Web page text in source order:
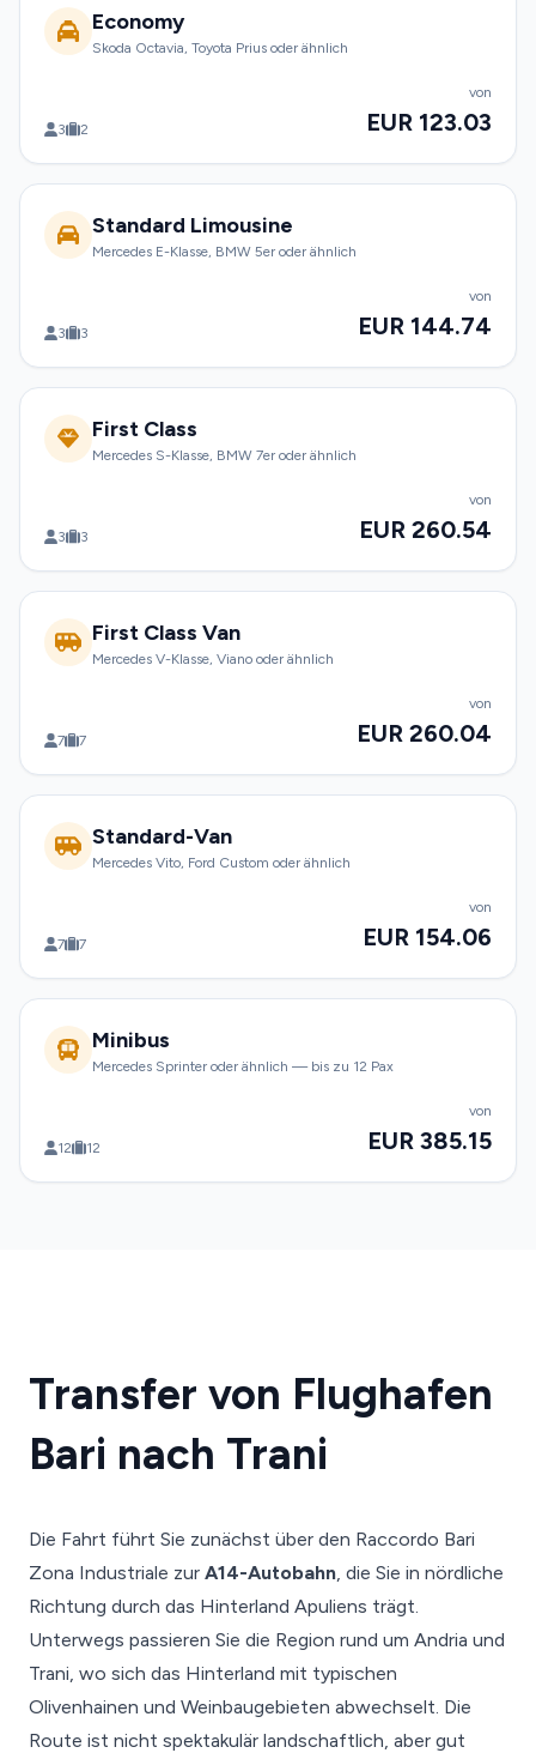
Economy
Skoda Octavia, Toyota Prius oder ähnlich
3 2
von
EUR 123.03
Standard Limousine
Mercedes E-Klasse, BMW 5er oder ähnlich
3 3
von
EUR 144.74
First Class
Mercedes S-Klasse, BMW 7er oder ähnlich
3 3
von
EUR 260.54
First Class Van
Mercedes V-Klasse, Viano oder ähnlich
7 7
von
EUR 260.04
Standard-Van
Mercedes Vito, Ford Custom oder ähnlich
7 7
von
EUR 154.06
Minibus
Mercedes Sprinter oder ähnlich — bis zu 12 Pax
12 12
von
EUR 385.15
Transfer von Flughafen
Bari nach Trani
Die Fahrt führt Sie zunächst über den Raccordo Bari
Zona Industriale zur A14-Autobahn, die Sie in nördliche
Richtung durch das Hinterland Apuliens trägt.
Unterwegs passieren Sie die Region rund um Andria und
Trani, wo sich das Hinterland mit typischen
Olivenhainen und Weinbaugebieten abwechselt. Die
Route ist nicht spektakulär landschaftlich, aber gut